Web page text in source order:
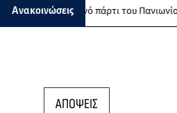
Ανακοινώσειςπάρτι του Πανιωνίου
ΑΠΟΨΕΙΣ